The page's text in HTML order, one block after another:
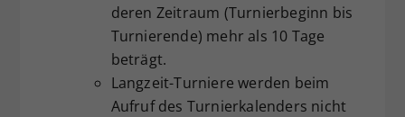
deren Zeitraum (Turnierbeginn bis
Turnierende) mehr als 10 Tage
beträgt.
Langzeit-Turniere werden beim
Aufruf des Turnierkalenders nicht